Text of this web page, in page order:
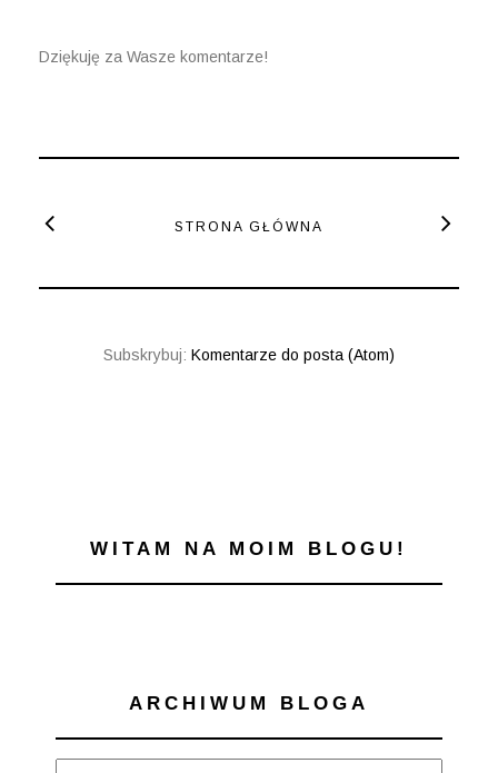
Dziękuję za Wasze komentarze!
STRONA GŁÓWNA
Subskrybuj: Komentarze do posta (Atom)
WITAM NA MOIM BLOGU!
ARCHIWUM BLOGA